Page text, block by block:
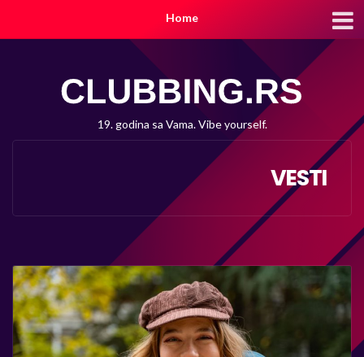
Home
19. godina sa Vama. Vibe yourself.
VESTI